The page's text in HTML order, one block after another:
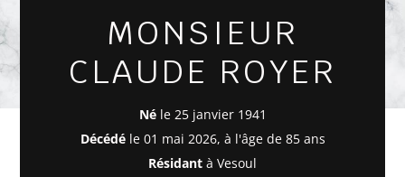
MONSIEUR
CLAUDE ROYER
Néle 25 janvier 1941
Décédéle 01 mai 2026, à l'âge de 85 ans
Résidant à Vesoul